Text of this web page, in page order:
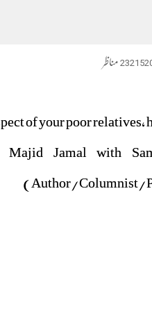
مناظر
of your poor relatives,
Majid Jamal with
(Author/Columnist/